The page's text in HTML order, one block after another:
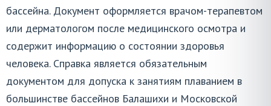
ПОЗВОНИТЬ
8 (495) 178-03-17
Ежедневно с 09:00 до 20:00
бассейна. Документ оформляется врачом-терапевтом
или дерматологом после медицинского осмотра и
содержит информацию о состоянии здоровья
человека. Справка является обязательным
документом для допуска к занятиям плаванием в
большинстве бассейнов Балашихи и Московской